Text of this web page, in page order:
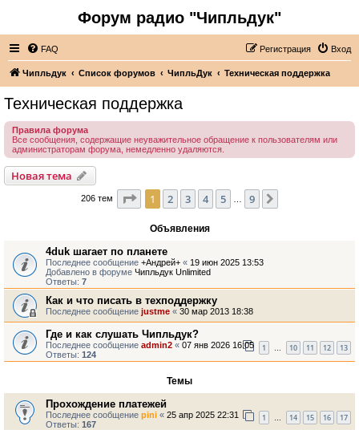
Форум радио "Чипльдук"
FAQ Вход
Регистрация
Чипльдук Список форумов ЧипльДук Техническая поддержка
Техническая поддержка
Правила форума
Все сообщения, содержащие неуважительное обращение к пользователям или
администраторам форума, немедленно удаляются.
Новая тема
206 тем Страница из
1 2 3 4 5 9
Объявления
4duk шагает по планете
Последнее сообщение +Андрей+ « 19 июн 2025 13:53
Добавлено в форуме Чипльдук Unlimited
Ответы: 7
Как и что писать в техподдержку
Последнее сообщение justme « 30 мар 2013 18:38
Где и как слушать Чипльдук?
Последнее сообщение admin2 « 07 янв 2026 16:05
Ответы: 124
1 … 10 11 12 13
Темы
Прохождение платежей
Последнее сообщение pini « 25 апр 2025 22:31
Ответы: 167
1 … 14 15 16 17